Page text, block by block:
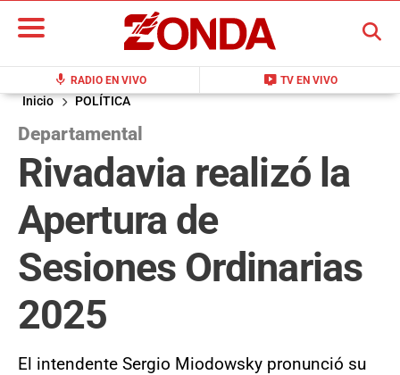
mic RADIO EN VIVO live_tv TV EN VIVO
BUSCAR
Inicio POLÍTICA
Departamental
Rivadavia realizó la
Apertura de
Sesiones Ordinarias
2025
El intendente Sergio Miodowsky pronunció su